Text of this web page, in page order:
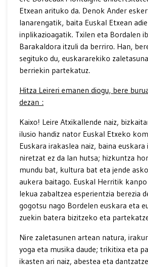
Etxean arituko da. Denok Ander
lanarengatik, baita Euskal Etxean
inplikazioagatik. Txilen eta Bordalen
Barakaldora itzuli da berriro. Han,
segituko du, euskararekiko
berriekin partekatuz.
Hitza Leireri emanen diogu, bere
dezan :
Kaixo! Leire Atxikallende naiz,
ilusio handiz nator Euskal Etxeko
Euskara irakaslea naiz, baina euskara
niretzat ez da lan hutsa; hizkuntza
mundu bat, kultura bat eta jende
aukera baitago. Euskal Herritik
lekua zabaltzea esperientzia berezia
gogotsu nago Bordelen euskara eta
zuekin batera bizitzeko eta
Nire zaletasunen artean natura,
yoga eta musika daude; trikitixa eta
ikasten ari naiz, abestea eta